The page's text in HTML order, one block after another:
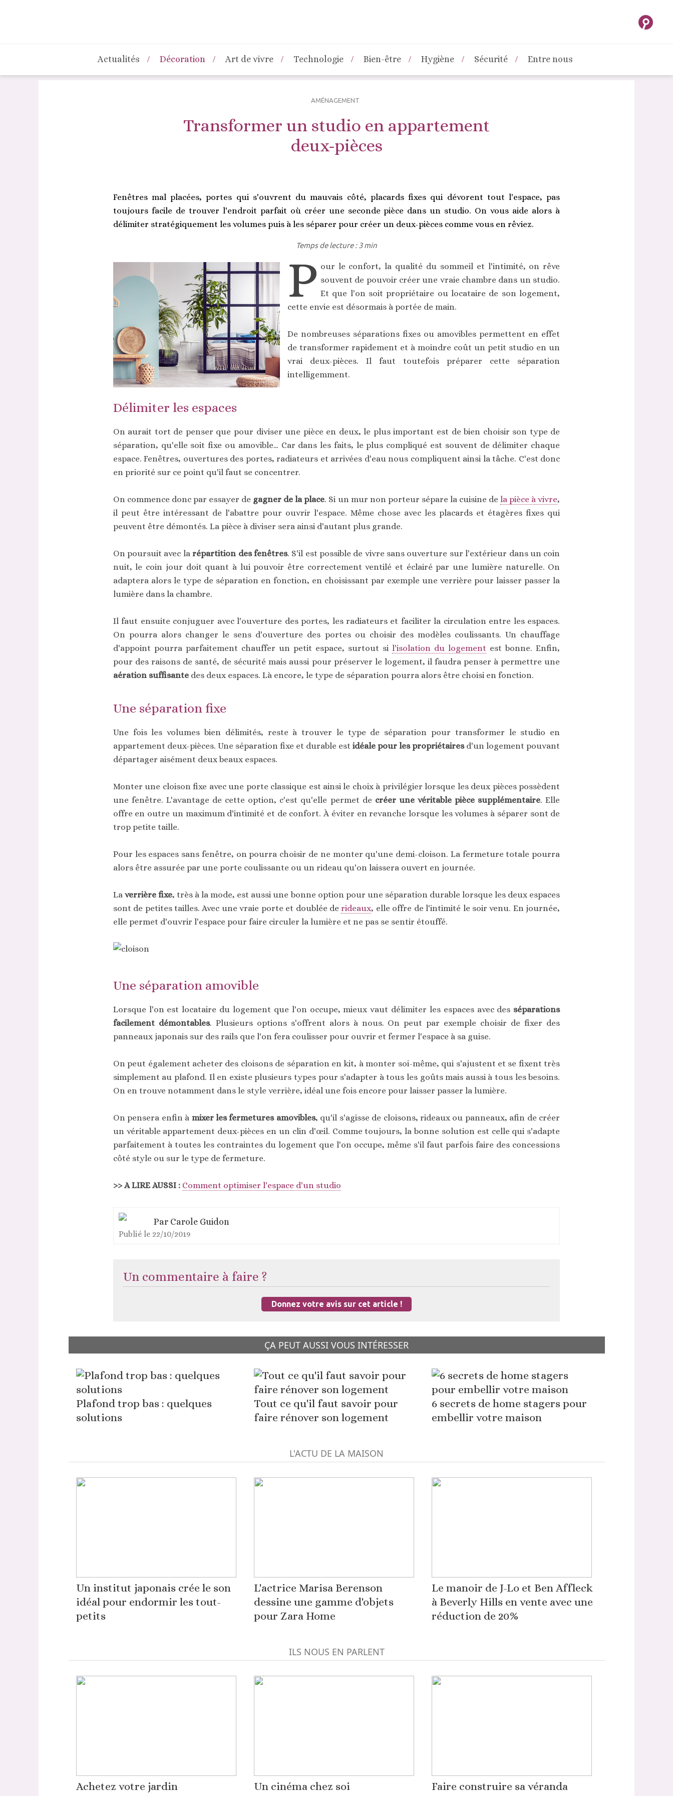
Actualités Décoration Art de vivre Technologie Bien-être Hygiène Sécurité Entre nous
AMÉNAGEMENT
Transformer un studio en appartement
deux-pièces
Fenêtres mal placées, portes qui s'ouvrent du mauvais côté, placards fixes qui dévorent tout l'espace, pas
toujours facile de trouver l'endroit parfait où créer une seconde pièce dans un studio. On vous aide alors à
délimiter stratégiquement les volumes puis à les séparer pour créer un deux-pièces comme vous en rêviez.
Temps de lecture : 3 min
P our le confort, la qualité du sommeil et l'intimité, on rêve
souvent de pouvoir créer une vraie chambre dans un studio.
Et que l'on soit propriétaire ou locataire de son logement,
cette envie est désormais à portée de main.
De nombreuses séparations fixes ou amovibles permettent en effet
de transformer rapidement et à moindre coût un petit studio en un
vrai deux-pièces. Il faut toutefois préparer cette séparation
intelligemment.
Délimiter les espaces
On aurait tort de penser que pour diviser une pièce en deux, le plus important est de bien choisir son type de
séparation, qu'elle soit fixe ou amovible… Car dans les faits, le plus compliqué est souvent de délimiter chaque
espace. Fenêtres, ouvertures des portes, radiateurs et arrivées d'eau nous compliquent ainsi la tâche. C'est donc
en priorité sur ce point qu'il faut se concentrer.
On commence donc par essayer de gagner de la place. Si un mur non porteur sépare la cuisine dela pièce à vivre,
il peut être intéressant de l'abattre pour ouvrir l'espace. Même chose avec les placards et étagères fixes qui
peuvent être démontés. La pièce à diviser sera ainsi d'autant plus grande.
On poursuit avec larépartition des fenêtres. S'il est possible de vivre sans ouverture sur l'extérieur dans un coin
nuit, le coin jour doit quant à lui pouvoir être correctement ventilé et éclairé par une lumière naturelle. On
adaptera alors le type de séparation en fonction, en choisissant par exemple une verrière pour laisser passer la
lumière dans la chambre.
Il faut ensuite conjuguer avec l'ouverture des portes, les radiateurs et faciliter la circulation entre les espaces.
On pourra alors changer le sens d'ouverture des portes ou choisir des modèles coulissants. Un chauffage
d'appoint pourra parfaitement chauffer un petit espace, surtout sil'isolation du logement est bonne. Enfin,
pour des raisons de santé, de sécurité mais aussi pour préserver le logement, il faudra penser à permettre une
aération suffisantedes deux espaces. Là encore, le type de séparation pourra alors être choisi en fonction.
Une séparation fixe
Une fois les volumes bien délimités, reste à trouver le type de séparation pour transformer le studio en
appartement deux-pièces. Une séparation fixe et durable estidéale pour les propriétairesd'un logement pouvant
départager aisément deux beaux espaces.
Monter une cloison fixe avec une porte classique est ainsi le choix à privilégier lorsque les deux pièces possèdent
une fenêtre. L'avantage de cette option, c'est qu'elle permet de créer une véritable pièce supplémentaire. Elle
offre en outre un maximum d'intimité et de confort. À éviter en revanche lorsque les volumes à séparer sont de
trop petite taille.
Pour les espaces sans fenêtre, on pourra choisir de ne monter qu'une demi-cloison. La fermeture totale pourra
alors être assurée par une porte coulissante ou un rideau qu'on laissera ouvert en journée.
La verrière fixe, très à la mode, est aussi une bonne option pour une séparation durable lorsque les deux espaces
sont de petites tailles. Avec une vraie porte et doublée derideaux, elle offre de l'intimité le soir venu. En journée,
elle permet d'ouvrir l'espace pour faire circuler la lumière et ne pas se sentir étouffé.
Une séparation amovible
Lorsque l'on est locataire du logement que l'on occupe, mieux vaut délimiter les espaces avec des séparations
facilement démontables. Plusieurs options s'offrent alors à nous. On peut par exemple choisir de fixer des
panneaux japonais sur des rails que l'on fera coulisser pour ouvrir et fermer l'espace à sa guise.
On peut également acheter des cloisons de séparation en kit, à monter soi-même, qui s'ajustent et se fixent très
simplement au plafond. Il en existe plusieurs types pour s'adapter à tous les goûts mais aussi à tous les besoins.
On en trouve notamment dans le style verrière, idéal une fois encore pour laisser passer la lumière.
On pensera enfin à mixer les fermetures amovibles, qu'il s'agisse de cloisons, rideaux ou panneaux, afin de créer
un véritable appartement deux-pièces en un clin d'œil. Comme toujours, la bonne solution est celle qui s'adapte
parfaitement à toutes les contraintes du logement que l'on occupe, même s'il faut parfois faire des concessions
côté style ou sur le type de fermeture.
>> A LIRE AUSSI : Comment optimiser l'espace d'un studio
Par Carole Guidon
Publié le 22/10/2019
Un commentaire à faire ?
Donnez votre avis sur cet article !
ÇA PEUT AUSSI VOUS INTÉRESSER
Plafond trop bas : quelques
solutions
Tout ce qu'il faut savoir pour
faire rénover son logement
6 secrets de home stagers pour
embellir votre maison
L'ACTU DE LA MAISON
Un institut japonais crée le son
idéal pour endormir les tout-
petits
L'actrice Marisa Berenson
dessine une gamme d'objets
pour Zara Home
Le manoir de J-Lo et Ben Affleck
à Beverly Hills en vente avec une
réduction de 20%
ILS NOUS EN PARLENT
Achetez votre jardin Un cinéma chez soi Faire construire sa véranda